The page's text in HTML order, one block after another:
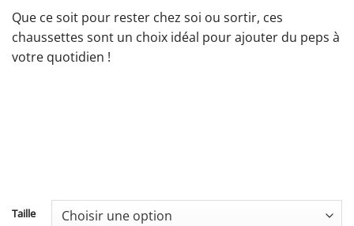
Que ce soit pour rester chez soi ou sortir, ces
chaussettes sont un choix idéal pour ajouter du peps à
votre quotidien !
Taille